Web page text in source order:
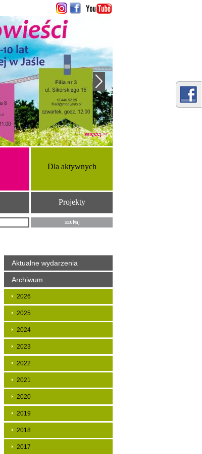
więcej ››
Dla aktywnych
Projekty
Aktualne wydarzenia
Archiwum
2026
2025
2024
2023
2022
2021
2020
2019
2018
2017